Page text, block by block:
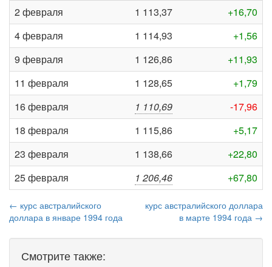
2 февраля 1 113,37
+16,70
4 февраля
1 114,93
+1,56
9 февраля
1 126,86
+11,93
11 февраля
1 128,65
+1,79
16 февраля
1 110,69
-17,96
18 февраля
1 115,86
+5,17
23 февраля
1 138,66
+22,80
25 февраля
1 206,46 +67,80
← курс австралийского
доллара в январе 1994 года
курс австралийского доллара
в марте 1994 года →
Смотрите также: